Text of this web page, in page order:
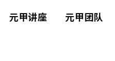
元甲讲座 元甲团队